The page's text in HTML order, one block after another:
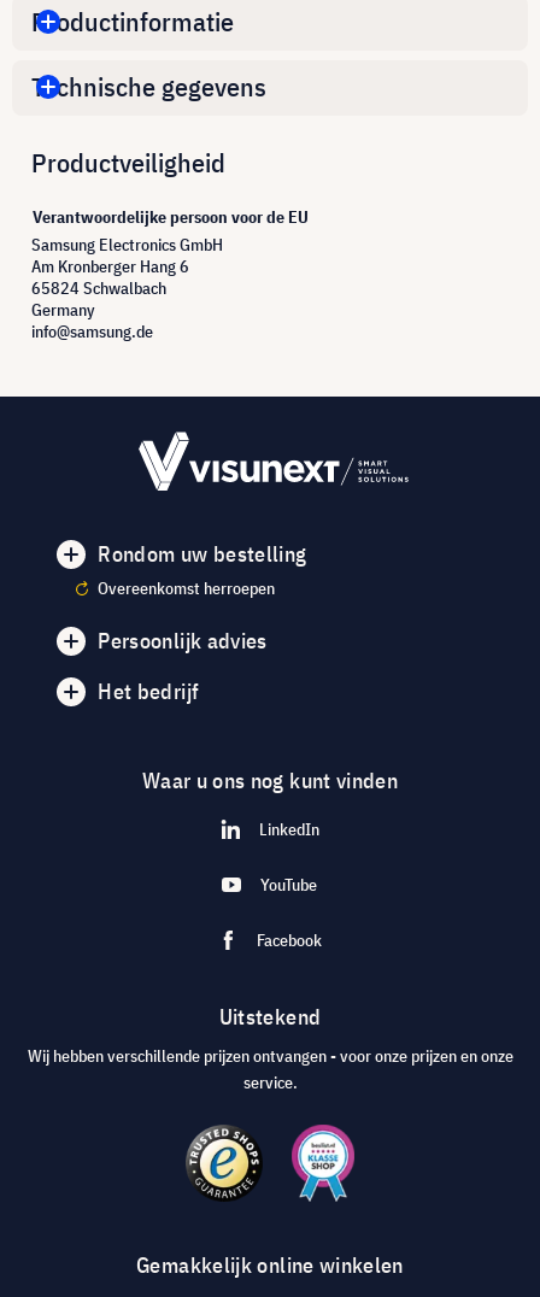
Productinformatie
Technische gegevens
Productveiligheid
Verantwoordelijke persoon voor de EU
Samsung Electronics GmbH
Am Kronberger Hang 6
65824 Schwalbach
Germany
info@samsung.de
Rondom uw bestelling
Overeenkomst herroepen
Persoonlijk advies
Het bedrijf
Waar u ons nog kunt vinden
LinkedIn
YouTube
Facebook
Uitstekend
Wij hebben verschillende prijzen ontvangen - voor onze prijzen en onze
service.
Gemakkelijk online winkelen